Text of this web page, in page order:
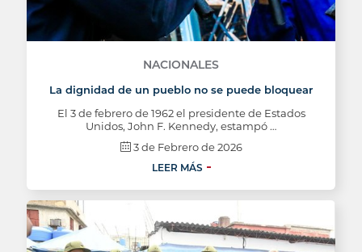
NACIONALES
La dignidad de un pueblo no se puede bloquear
El 3 de febrero de 1962 el presidente de Estados
Unidos, John F. Kennedy, estampó …
3 de Febrero de 2026
LEER MÁS